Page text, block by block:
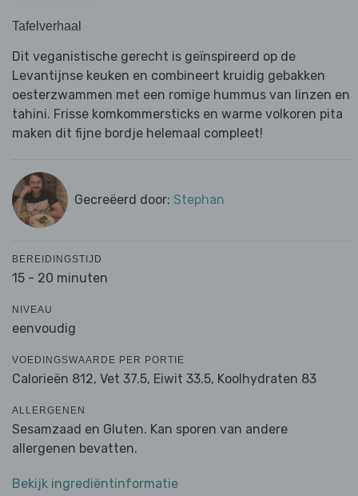
Tafelverhaal
Dit veganistische gerecht is geïnspireerd op de
Levantijnse keuken en combineert kruidig gebakken
oesterzwammen met een romige hummus van linzen en
tahini. Frisse komkommersticks en warme volkoren pita
maken dit fijne bordje helemaal compleet!
Gecreëerd door: Stephan
BEREIDINGSTIJD
15 - 20 minuten
NIVEAU
eenvoudig
VOEDINGSWAARDE PER PORTIE
Calorieën 812, Vet 37.5, Eiwit 33.5, Koolhydraten 83
ALLERGENEN
Sesamzaad en Gluten. Kan sporen van andere
allergenen bevatten.
Bekijk ingrediëntinformatie